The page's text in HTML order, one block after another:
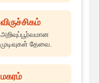
விருச்சிகம்
அறிவுப்பூர்வமான
முடிவுகள் தேவை.
மகரம்